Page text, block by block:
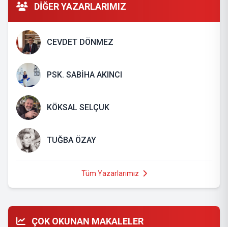
DİĞER YAZARLARIMIZ
CEVDET DÖNMEZ
PSK. SABİHA AKINCI
KÖKSAL SELÇUK
TUĞBA ÖZAY
Tüm Yazarlarımız
ÇOK OKUNAN MAKALELER